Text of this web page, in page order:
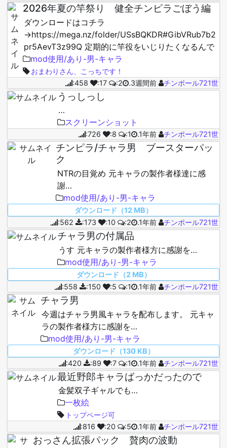
2026年夏の竿祭り 健全チンピラごぼう編
ダウンロードはコチラ
→https://mega.nz/folder/USsBQKDR#GibVRub7b2
pr5AevT3z99Q 定期的に竿役をいじりたくなるんで
すよね2026年版チンピラ・チャラオ編です。 是非と
も皆…
mod使用/あり-男-キャラ
おまわりさん、こっちです！
:458
:17 :2 .3週間前 チンポール721世
うっしっし
…
スクリーンショット
:726 :8 :1 .1年前 チンポール721世
チンピラ/チャラ男 ブースターパッ
ク
NTRの目覚め 元キャラの製作者様達に感
謝…
mod使用/あり-男-キャラ
ダウンロード（12 MB）
:562
:173 :10 :2 .1年前 チンポール721世
チャラ男の付属品
うす 元キャラの製作者様方に感謝を…
mod使用/あり-男-キャラ
ダウンロード（2 MB）
:558
:150 :5 :1 .1年前 チンポール721世
チャラ男
今週はチャラ男風キャラを配布します。 元キャ
ラの製作者様方に感謝を…
mod使用/あり-男-キャラ
ダウンロード（130 KB）
:420
:89 :7 :1 .1年前 チンポール721世
最近野郎キャラばっかだったので
金髪双子ギャルでも…
一枚絵
トップページ可
:816
:20 :5 .1年前 チンポール721世
おっさん拡張パック 贅肉の波動